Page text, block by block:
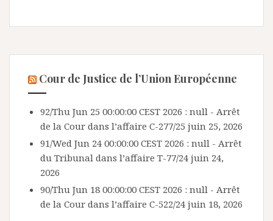
Cour de Justice de l’Union Européenne
92/Thu Jun 25 00:00:00 CEST 2026 : null - Arrêt
de la Cour dans l’affaire C-277/25 juin 25, 2026
91/Wed Jun 24 00:00:00 CEST 2026 : null - Arrêt
du Tribunal dans l’affaire T-77/24 juin 24,
2026
90/Thu Jun 18 00:00:00 CEST 2026 : null - Arrêt
de la Cour dans l’affaire C-522/24 juin 18, 2026